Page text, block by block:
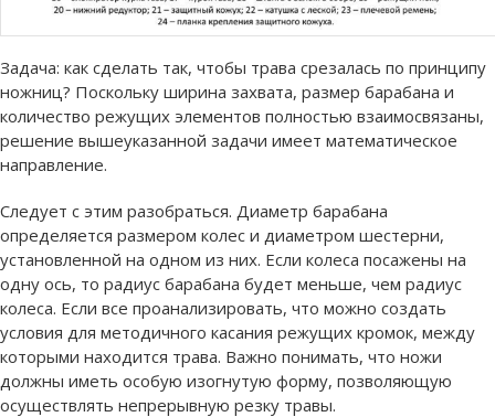
Задача: как сделать так, чтобы трава срезалась по принципу
ножниц? Поскольку ширина захвата, размер барабана и
количество режущих элементов полностью взаимосвязаны,
решение вышеуказанной задачи имеет математическое
направление.
Следует с этим разобраться. Диаметр барабана
определяется размером колес и диаметром шестерни,
установленной на одном из них. Если колеса посажены на
одну ось, то радиус барабана будет меньше, чем радиус
колеса. Если все проанализировать, что можно создать
условия для методичного касания режущих кромок, между
которыми находится трава. Важно понимать, что ножи
должны иметь особую изогнутую форму, позволяющую
осуществлять непрерывную резку травы.